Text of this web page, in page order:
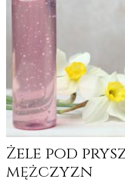
Żele pod
mężczyzn